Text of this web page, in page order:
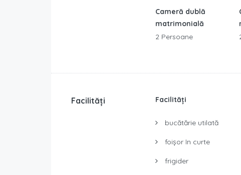
Cameră dublă
matrimonială
2 Persoane
Facilități Facilități
bucătărie utilată
foișor în curte
frigider